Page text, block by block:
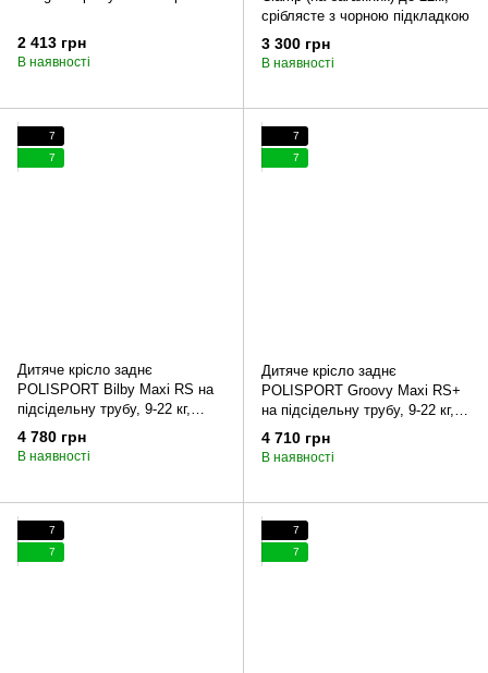
2 413 грн
В наявності
сріблясте з чорною підкладкою
3 300 грн
В наявності
7
7
Дитяче крісло заднє
POLISPORT Bilby Maxi RS на
підсідельну трубу, 9-22 кг,
чорне
4 780 грн
В наявності
7
7
Дитяче крісло заднє
POLISPORT Groovy Maxi RS+
на підсідельну трубу, 9-22 кг,
чорне
4 710 грн
В наявності
7
7
7
7